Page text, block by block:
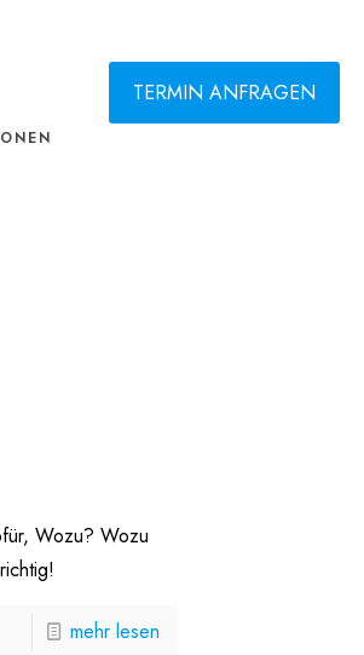
TERMIN ANFRAGEN
Wozu? Wozu
mehr lesen